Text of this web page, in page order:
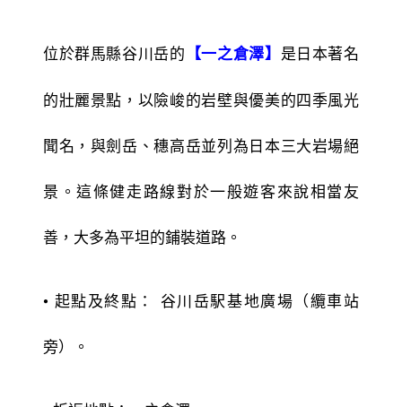
位於群馬縣谷川岳的 【一之倉澤】 是日本著名
的壯麗景點，以險峻的岩壁與優美的四季風光
聞名，與劍岳、穗高岳並列為日本三大岩場絕
景。這條健走路線對於一般遊客來說相當友
善，大多為平坦的鋪裝道路。
• 起點及終點： 谷川岳駅基地廣場（纜車站
旁）。